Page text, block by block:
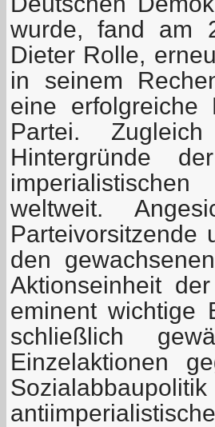
wurde, fand am
Dieter Rolle,
in seinem
eine erfolgreiche
Partei.
Hintergründe
weltweit.
Parteivorsitzende
den
Aktionseinheit
eminent wichtige
schließlich
Einzelaktionen